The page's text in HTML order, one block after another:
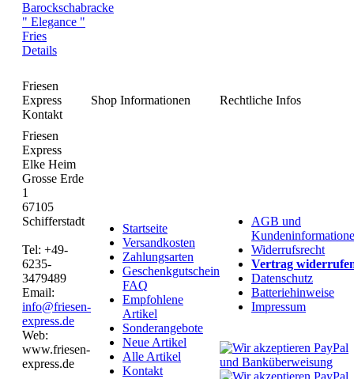
Barockschabracke
" Elegance "
Fries
Details
Friesen
Express
Kontakt
Shop Informationen Rechtliche Infos
Friesen
Express
Elke Heim
Grosse Erde
1
67105
Schifferstadt
Tel: +49-
6235-
3479489
Email:
info@friesen-
express.de
Web:
www.friesen-
express.de
Startseite
Versandkosten
Zahlungsarten
Geschenkgutschein
FAQ
Empfohlene
Artikel
Sonderangebote
Neue Artikel
Alle Artikel
Kontakt
AGB und
Widerrufsrecht
Vertrag
Datenschutz
Batteriehinweise
Impressum